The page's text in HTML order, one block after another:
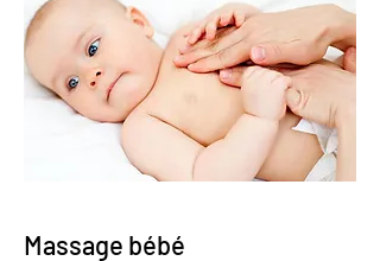
Massage bébé